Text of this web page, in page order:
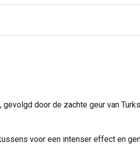
door de zachte geur van
voor een intenser effect en